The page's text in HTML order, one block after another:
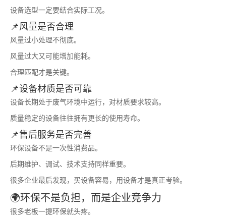
设备选型一定要结合实际工况。
📌风量是否合理
风量过小处理不彻底。
风量过大又可能增加能耗。
合理匹配才是关键。
📌设备材质是否可靠
设备长期处于废气环境中运行，对材质要求较高。
质量稳定的设备往往拥有更长的使用寿命。
📌售后服务是否完善
环保设备不是一次性消费品。
后期维护、调试、技术支持同样重要。
很多企业最后发现，买设备容易，用设备才是真正考验。
🌍环保不是负担，而是企业竞争力
很多老板一提环保就头疼。